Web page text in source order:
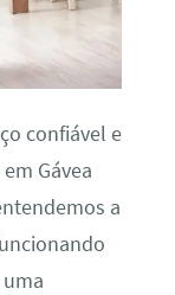
confiável e
Gávea
a